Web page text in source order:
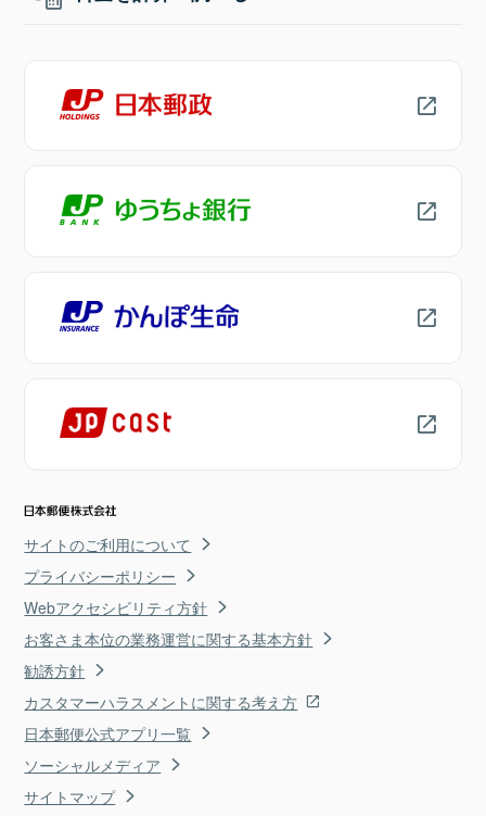
サイトのご利用について
プライバシーポリシー
Webアクセシビリティ方針
お客さま本位の業務運営に関する基本方針
勧誘方針
カスタマーハラスメントに関する考え方
日本郵便公式アプリ一覧
ソーシャルメディア
サイトマップ